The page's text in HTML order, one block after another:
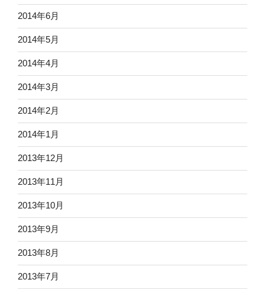
2014年6月
2014年5月
2014年4月
2014年3月
2014年2月
2014年1月
2013年12月
2013年11月
2013年10月
2013年9月
2013年8月
2013年7月